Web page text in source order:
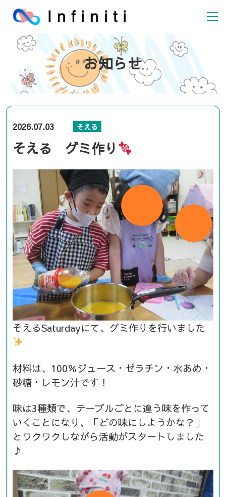
お知らせ
2026.07.03 そえる
そえる グミ作り
そえるSaturdayにて、グミ作りを行いました
材料は、100％ジュース・ゼラチン・水あめ・
砂糖・レモン汁です！
味は3種類で、テーブルごとに違う味を作って
いくことになり、「どの味にしようかな？」
とワクワクしながら活動がスタートしました
♪